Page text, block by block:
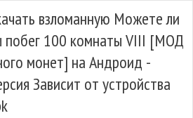
взломанную Можете ли
побег 100 комнаты VIII [МОД
монет] на Андроид -
Зависит от устройства